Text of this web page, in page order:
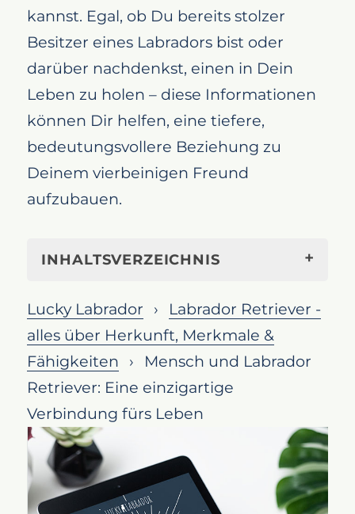
kannst. Egal, ob Du bereits stolzer
Besitzer eines Labradors bist oder
darüber nachdenkst, einen in Dein
Leben zu holen – diese Informationen
können Dir helfen, eine tiefere,
bedeutungsvollere Beziehung zu
Deinem vierbeinigen Freund
aufzubauen.
INHALTSVERZEICHNIS
zwischen Dir und Deinem Labrador:
Eine Reise in die Welt der Bindung
Warum der Labrador Retriever?
Verstehen der Rasse
Die Entstehung der Bindung:
Vom Welpen bis zum
erwachsenen Labrador
Bindung und ihre Auswirkungen
Lucky Labrador
Labrador Retriever -
alles über Herkunft, Merkmale &
Fähigkeiten
Mensch und Labrador
Retriever: Eine einzigartige
Verbindung fürs Leben